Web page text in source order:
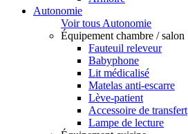
Autonomie
Voir tous Autonomie
Équipement chambre / salon
Fauteuil releveur
Babyphone
Lit médicalisé
Matelas anti-escarre
Lève-patient
Accessoire de transfert
Lampe de lecture